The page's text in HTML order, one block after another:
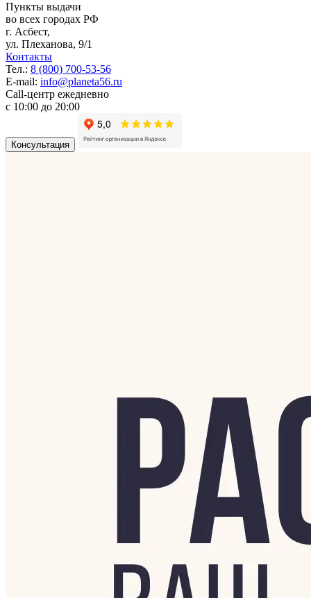
Пункты выдачи
во всех городах РФ
г. Асбест,
ул. Плеханова, 9/1
Контакты
Тел.: 8 (800) 700-53-56
E-mail: info@planeta56.ru
Call-центр ежедневно
с 10:00 до 20:00
Консультация